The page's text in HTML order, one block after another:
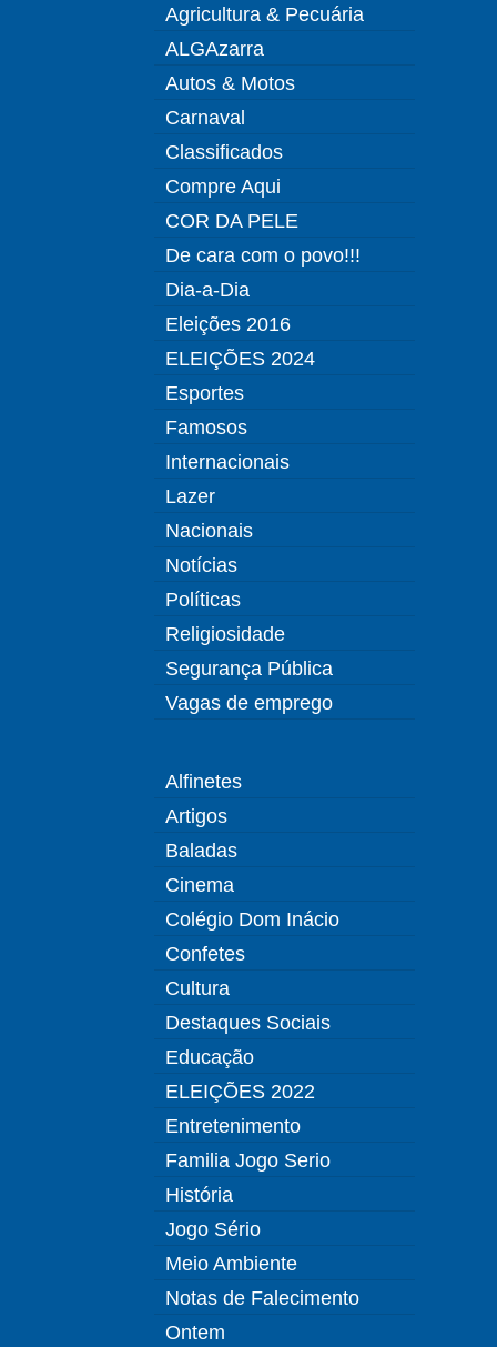
Agricultura & Pecuária
ALGAzarra
Autos & Motos
Carnaval
Classificados
Compre Aqui
COR DA PELE
De cara com o povo!!!
Dia-a-Dia
Eleições 2016
ELEIÇÕES 2024
Esportes
Famosos
Internacionais
Lazer
Nacionais
Notícias
Políticas
Religiosidade
Segurança Pública
Vagas de emprego
Alfinetes
Artigos
Baladas
Cinema
Colégio Dom Inácio
Confetes
Cultura
Destaques Sociais
Educação
ELEIÇÕES 2022
Entretenimento
Familia Jogo Serio
História
Jogo Sério
Meio Ambiente
Notas de Falecimento
Ontem